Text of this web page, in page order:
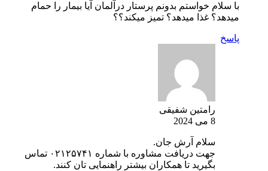
با سلام خواستم بدونم پرستار درآلمان آیا بیمار را حمام
میدهد؟ غذا میدهد؟ تمیز میکند؟؟
پاسخ
رامتین شفیقی
8 می 2024
سلام آرش جان.
جهت دریافت مشاوره با شماره ۰۲۱۲۵۷۴۱ تماس
بگیرید تا همکاران بیشتر راهنمایی تان کنند.